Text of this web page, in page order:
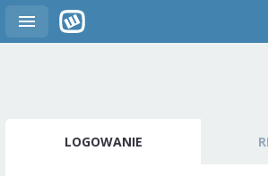
LOGOWANIE